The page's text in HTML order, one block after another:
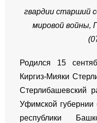
гвардии старший
мировой войны,
Родился 15
Киргиз-Мияки
Стерлибашевский
Уфимской
республики